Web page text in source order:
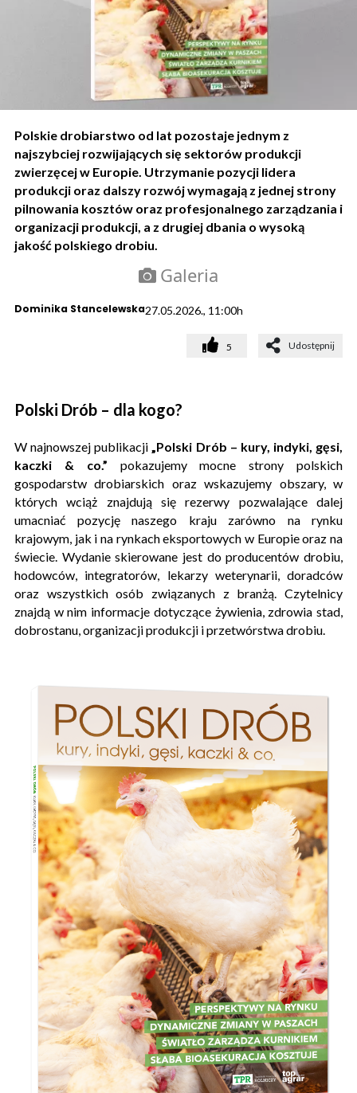
Polskie drobiarstwo od lat pozostaje jednym z
najszybciej rozwijających się sektorów produkcji
zwierzęcej w Europie. Utrzymanie pozycji lidera
produkcji oraz dalszy rozwój wymagają z jednej strony
pilnowania kosztów oraz profesjonalnego zarządzania i
organizacji produkcji, a z drugiej dbania o wysoką
jakość polskiego drobiu.
Galeria
Dominika Stancelewska27.05.2026., 11:00h
5 Udostępnij
Polski Drób – dla kogo?
W najnowszej publikacji„Polski Drób – kury, indyki, gęsi,
kaczki & co.” pokazujemy mocne strony polskich
gospodarstw drobiarskich oraz wskazujemy obszary, w
których wciąż znajdują się rezerwy pozwalające dalej
umacniać pozycję naszego kraju zarówno na rynku
krajowym, jak i na rynkach eksportowych w Europie oraz na
świecie. Wydanie skierowane jest do producentów drobiu,
hodowców, integratorów, lekarzy weterynarii, doradców
oraz wszystkich osób związanych z branżą. Czytelnicy
znajdą w nim informacje dotyczące żywienia, zdrowia stad,
dobrostanu, organizacji produkcji i przetwórstwa drobiu.